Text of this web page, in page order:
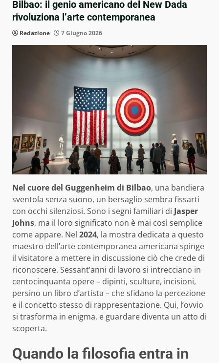
Bilbao: il genio americano del New Dada
rivoluziona l’arte contemporanea
Redazione 7 Giugno 2026
Nel cuore del Guggenheim di Bilbao, una bandiera
sventola senza suono, un bersaglio sembra fissarti
con occhi silenziosi. Sono i segni familiari di Jasper
Johns, ma il loro significato non è mai così semplice
come appare. Nel 2024, la mostra dedicata a questo
maestro dell’arte contemporanea americana spinge
il visitatore a mettere in discussione ciò che crede di
riconoscere. Sessant’anni di lavoro si intrecciano in
centocinquanta opere – dipinti, sculture, incisioni,
persino un libro d’artista – che sfidano la percezione
e il concetto stesso di rappresentazione. Qui, l’ovvio
si trasforma in enigma, e guardare diventa un atto di
scoperta.
Quando la filosofia entra in